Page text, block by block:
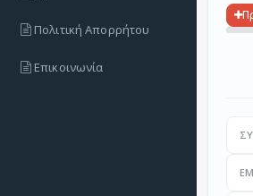
Πολιτική Απορρήτου
Επικοινωνία